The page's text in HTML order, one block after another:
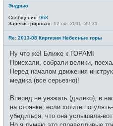
Эндрью
Сообщения: 968
Зарегистрирован: 12 окт 2011, 22:31
Re: 2013-08 Киргизия Небесные горы
Ну что же! Ближе к ГОРАМ!
Приехали, собрали велики,
Перед началом движения
медика (все серьезно)!
Вперед не уезжать (далеко), в
на стоянке, если хотите
убедиться, что она услышала-